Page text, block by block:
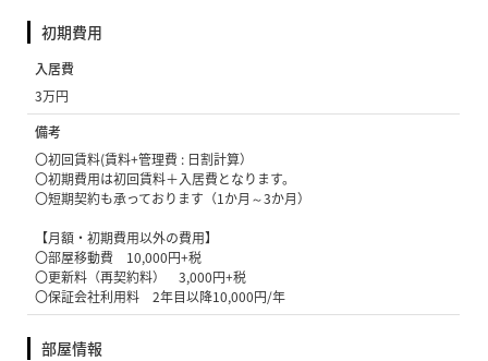
初期費用
入居費
3万円
備考
〇初回賃料(賃料+管理費 : 日割計算）
〇初期費用は初回賃料＋入居費となります。
〇短期契約も承っております（1か月～3か月）
【月額・初期費用以外の費用】
〇部屋移動費 10,000円+税
〇更新料（再契約料） 3,000円+税
〇保証会社利用料 2年目以降10,000円/年
部屋情報